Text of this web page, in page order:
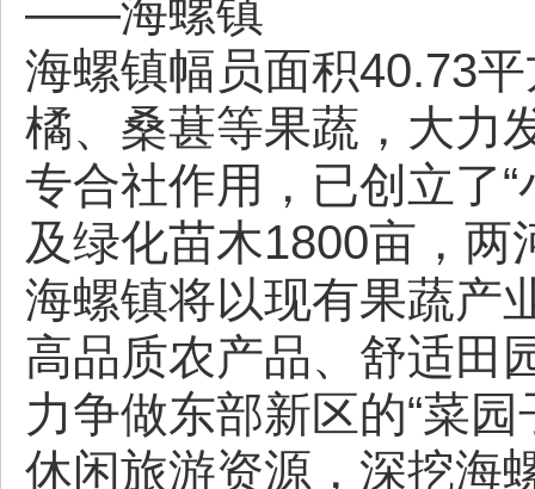
——海螺镇
海螺镇幅员面积40.73
橘、桑葚等果蔬，大力
专合社作用，已创立了“
及绿化苗木1800亩，
海螺镇将以现有果蔬产
高品质农产品、舒适田
力争做东部新区的“菜
休闲旅游资源，深挖海